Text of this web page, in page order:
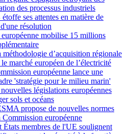
des processus industriels
ses attentes en matière de
résolution
mobilise 15 millions
d’acquisition régionale
marché européen de l’électricité
européenne lance une
'stratégie pour le milieu marin'
législations européennes
sols et océans
propose de nouvelles normes
Commission européenne
États membres de l'UE soulignent